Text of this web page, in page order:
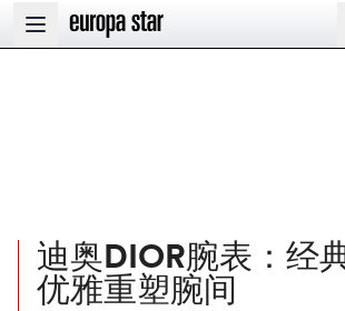
Open main menu
迪奥DIOR腕表：经
优雅重塑腕间